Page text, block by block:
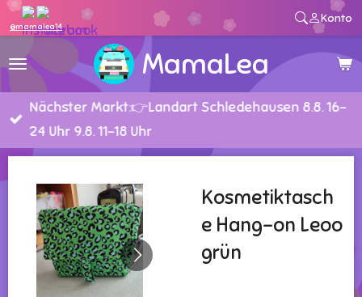
@mamalea14
Konto
Zum
Hauptinhalt
springen
MamaLea
Nächster Markt:👉Landart Schledehausen 8.8. 16-
24 Uhr 9.8. 11-18 Uhr
Kosmetiktasch
e Hang-on Leoo
grün